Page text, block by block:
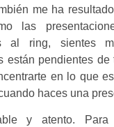
me ha
las
al ring, sientes
están pendientes de
en lo que
haces una
y atento.